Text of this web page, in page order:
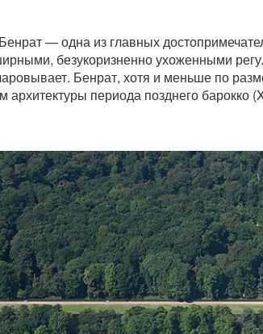
— одна из главных
безукоризненно ухоженными
Бенрат, хотя и меньше по
архитектуры периода позднего барокко